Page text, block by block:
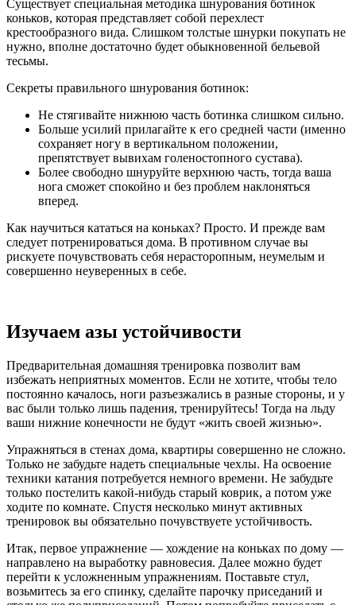
Существует специальная методика шнурования ботинок
коньков, которая представляет собой перехлест
крестообразного вида. Слишком толстые шнурки покупать не
нужно, вполне достаточно будет обыкновенной бельевой
тесьмы.
Секреты правильного шнурования ботинок:
Не стягивайте нижнюю часть ботинка слишком сильно.
Больше усилий прилагайте к его средней части (именно
сохраняет ногу в вертикальном положении,
препятствует вывихам голеностопного сустава).
Более свободно шнуруйте верхнюю часть, тогда ваша
нога сможет спокойно и без проблем наклоняться
вперед.
Как научиться кататься на коньках? Просто. И прежде вам
следует потренироваться дома. В противном случае вы
рискуете почувствовать себя нерасторопным, неумелым и
совершенно неуверенных в себе.
Изучаем азы устойчивости
Предварительная домашняя тренировка позволит вам
избежать неприятных моментов. Если не хотите, чтобы тело
постоянно качалось, ноги разъезжались в разные стороны, и у
вас были только лишь падения, тренируйтесь! Тогда на льду
ваши нижние конечности не будут «жить своей жизнью».
Упражняться в стенах дома, квартиры совершенно не сложно.
Только не забудьте надеть специальные чехлы. На освоение
техники катания потребуется немного времени. Не забудьте
только постелить какой-нибудь старый коврик, а потом уже
ходите по комнате. Спустя несколько минут активных
тренировок вы обязательно почувствуете устойчивость.
Итак, первое упражнение — хождение на коньках по дому —
направлено на выработку равновесия. Далее можно будет
перейти к усложненным упражнениям. Поставьте стул,
возьмитесь за его спинку, сделайте парочку приседаний и